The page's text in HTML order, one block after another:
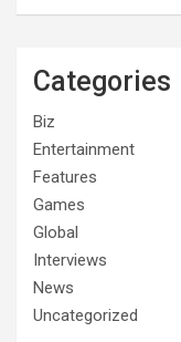
Categories
Biz
Entertainment
Features
Games
Global
Interviews
News
Uncategorized